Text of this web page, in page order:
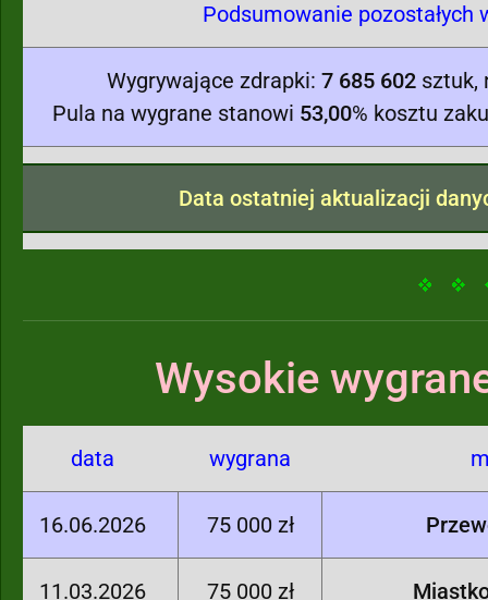
Podsumowanie pozostałych
Wygrywające zdrapki: 7 685 602sztuk,
Pula na wygrane stanowi 53,00% kosztu
Data ostatniej aktualizacji
Wysokie
data wygrana
16.06.2026 75 000 zł
11.03.2026 75 000 zł